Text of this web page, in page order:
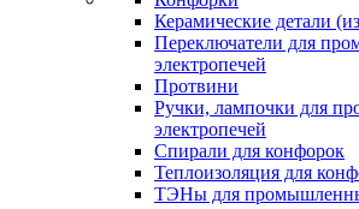
Керамические детали
Переключатели для
электропечей
Протвини
Ручки, лампочки для
электропечей
Спирали для конфорок
Теплоизоляция для
ТЭНы для